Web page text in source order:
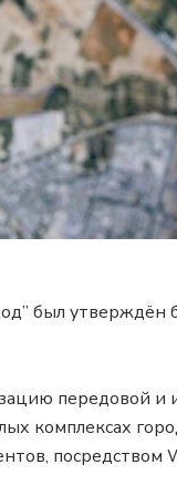
был утверждён
передовой и
комплексах
посредством